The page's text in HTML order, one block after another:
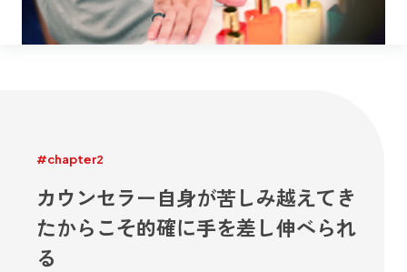
#chapter2
カウンセラー自身が苦しみ越えてき
たからこそ的確に手を差し伸べられ
る